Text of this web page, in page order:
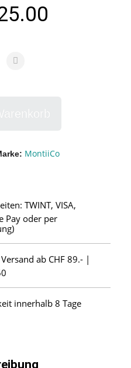
MontiiCo
TWINT, VISA,
Pay oder per
ab CHF 89.- |
innerhalb 8 Tage